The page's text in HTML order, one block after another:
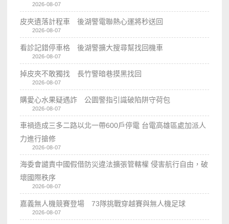
2026-08-07
皮夾遺落計程車 後湖警電聯熱心運將秒送回
2026-08-07
看診記錯停車格 後湖警擴大搜尋幫找回機車
2026-08-07
掉皮夾不敢獨找 長竹警暗巷摸黑找回
2026-08-07
購愛心水果疑遇詐 公園警指引識破陷阱守荷包
2026-08-07
車禍造成三多二路以北一帶600戶停電 台電高雄區處加派人
力進行搶修
2026-08-07
海委會譴責中國假借防災違法擴張管轄權 侵害航行自由，破
壞國際秩序
2026-08-07
嘉義無人機競賽登場 73隊挑戰穿越賽與無人機足球
2026-08-07